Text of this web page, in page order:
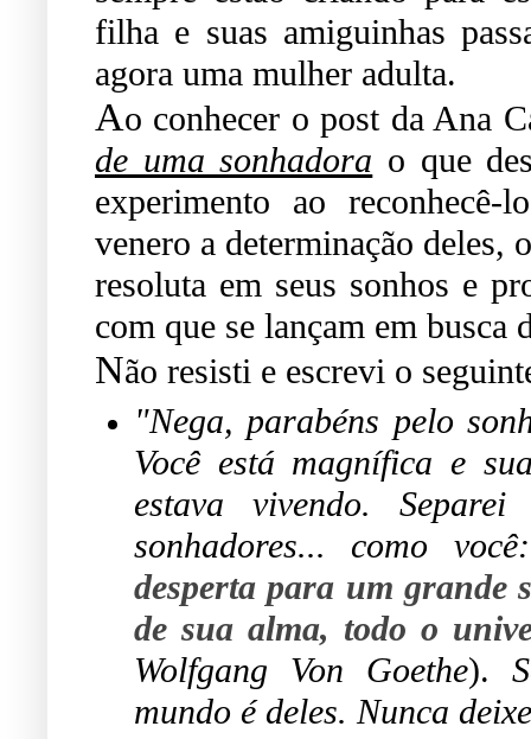
filha e suas amiguinhas
agora uma mulher adulta.
Ao conhecer o post da Ana
de uma sonhadora o que
experimento ao
venero a determinação
resoluta em seus sonhos e
com que se lançam em busca
Não resisti e escrevi o
"Nega, parabéns pelo
Você está magnífica e
estava vivendo.
sonhadores... como
desperta para um grande
de sua alma, todo o
Wolfgang Von Goethe).
mundo é deles. Nunca